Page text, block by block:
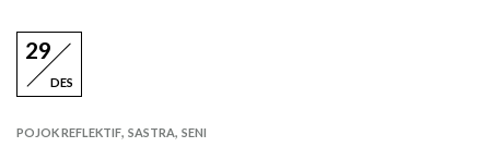
29
DES
POJOK REFLEKTIF, SASTRA, SENI